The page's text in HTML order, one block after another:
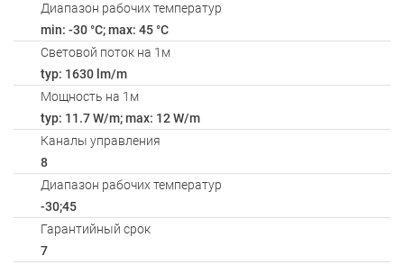
Диапазон рабочих температур
min: -30 °C; max: 45 °C
Световой поток на 1м
typ: 1630 lm/m
Мощность на 1м
typ: 11.7 W/m; max: 12 W/m
Каналы управления
8
Диапазон рабочих температур
-30;45
Гарантийный срок
7